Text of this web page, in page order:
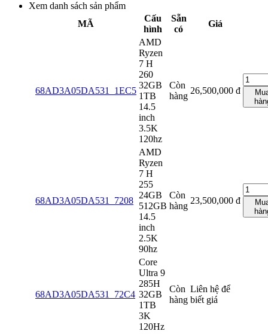
Xem danh sách sản phẩm
MÃ
Cấu
hình
Sẵn
có
Giá
68AD3A05DA531_1EC5
AMD
Ryzen
7 H
260
32GB
1TB
14.5
inch
3.5K
120hz
Còn
hàng
26,500,000 đ
68AD3A05DA531_7208
AMD
Ryzen
7 H
255
24GB
512GB
14.5
inch
2.5K
90hz
Còn
hàng
23,500,000 đ
68AD3A05DA531_72C4
Core
Ultra 9
285H
32GB
1TB
3K
120Hz
Còn
hàng
Liên hệ để
biết giá